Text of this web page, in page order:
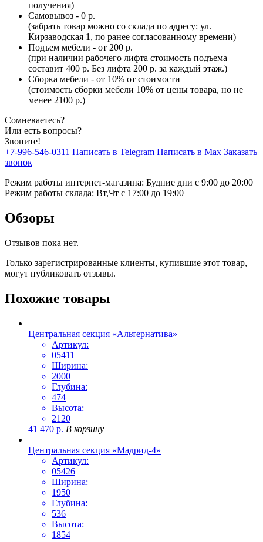
получения)
Самовывоз - 0 р.
(забрать товар можно со склада по адресу: ул.
Кирзаводская 1, по ранее согласованному времени)
Подъем мебели - от 200 р.
(при наличии рабочего лифта стоимость подъема
составит 400 р. Без лифта 200 р. за каждый этаж.)
Сборка мебели - от 10% от стоимости
(стоимость сборки мебели 10% от цены товара, но не
менее 2100 р.)
Сомневаетесь?
Или есть вопросы?
Звоните!
+7-996-546-0311 Написать в Telegram Написать в Max Заказать
звонок
Режим работы интернет-магазина: Будние дни с 9:00 до 20:00
Режим работы склада: Вт,Чт с 17:00 до 19:00
Обзоры
Отзывов пока нет.
Только зарегистрированные клиенты, купившие этот товар,
могут публиковать отзывы.
Похожие товары
Центральная секция «Альтернатива»
Артикул:
05411
Ширина:
2000
Глубина:
474
Высота:
2120
41 470 р. В корзину
Центральная секция «Мадрид-4»
Артикул:
05426
Ширина:
1950
Глубина:
536
Высота:
1854